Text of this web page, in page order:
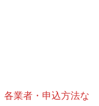
各業者・申込方法な